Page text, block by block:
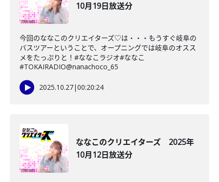
10月19日放送分
今回のななこのクリエイターズ♡は・・・もうすぐ岐阜の
バスツアーということで、オープニングでは岐阜のオスス
メをたっぷりと！#ななこラジオ#ななこ
#TOKAIRADIO@nanachoco_65
2025.10.27|00:20:24
ななこのクリエイターズ 2025年
10月12日放送分